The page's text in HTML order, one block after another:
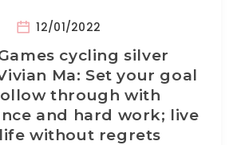
12/01/2022
cycling silver
Ma: Set your goal
through with
and hard work; live
without regrets